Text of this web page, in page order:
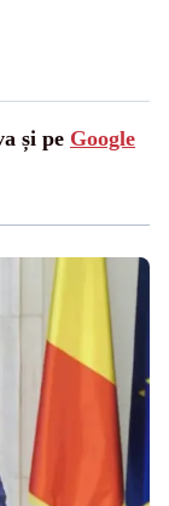
și pe Google